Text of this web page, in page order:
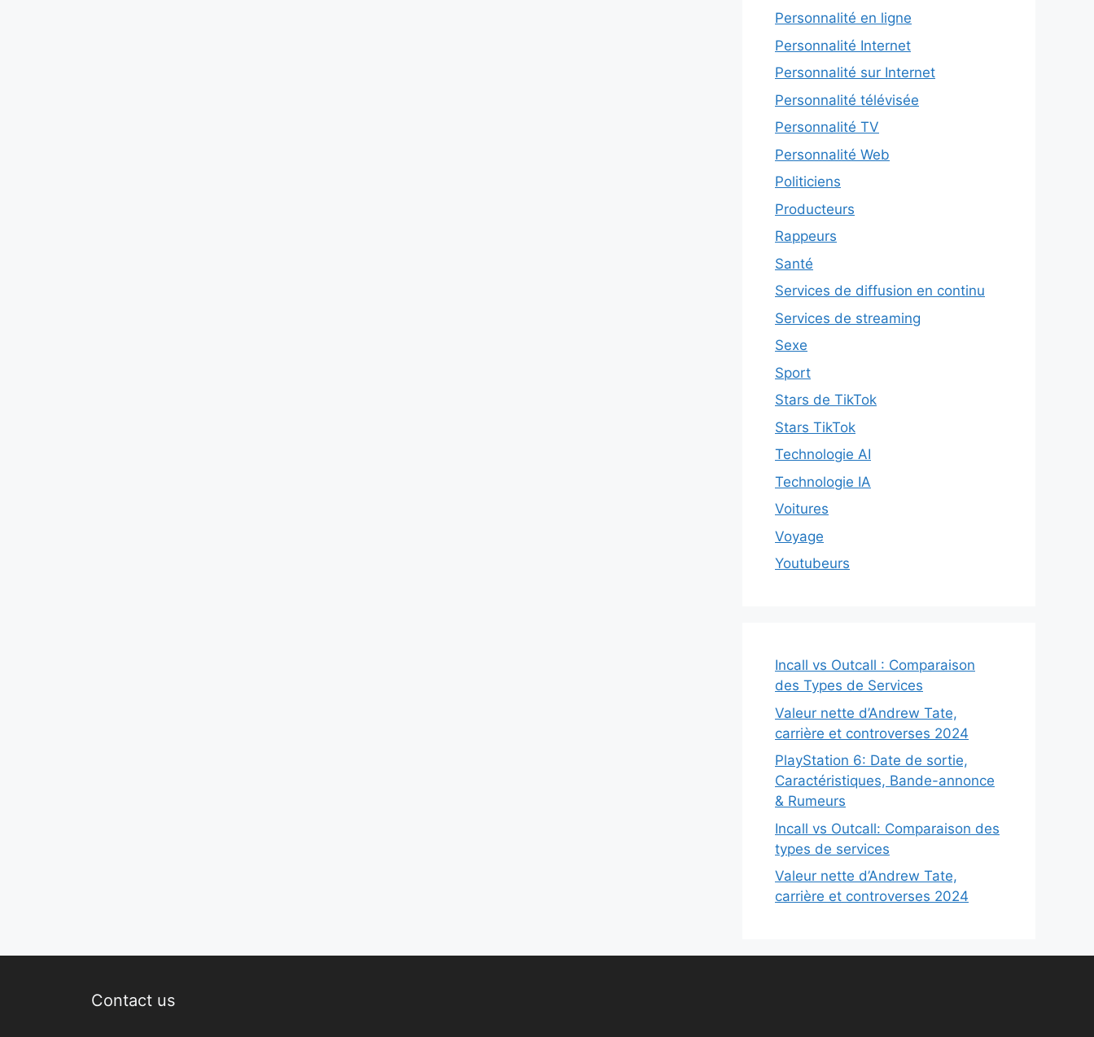
Personnalité en ligne
Personnalité Internet
Personnalité sur Internet
Personnalité télévisée
Personnalité TV
Personnalité Web
Politiciens
Producteurs
Rappeurs
Santé
Services de diffusion en continu
Services de streaming
Sexe
Sport
Stars de TikTok
Stars TikTok
Technologie AI
Technologie IA
Voitures
Voyage
Youtubeurs
Incall vs Outcall : Comparaison
des Types de Services
Valeur nette d’Andrew Tate,
carrière et controverses 2024
PlayStation 6: Date de sortie,
Caractéristiques, Bande-annonce
& Rumeurs
Incall vs Outcall: Comparaison des
types de services
Valeur nette d’Andrew Tate,
carrière et controverses 2024
Contact us